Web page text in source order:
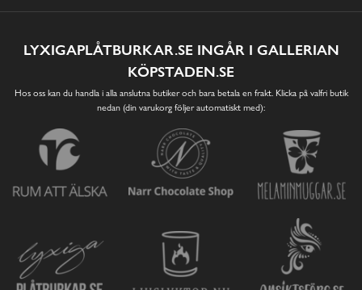
LYXIGAPLÅTBURKAR.SE INGÅR I GALLERIAN
KÖPSTADEN.SE
Hos oss kan du handla i alla anslutna butiker och bara betala en frakt. Klicka på valfri butik
nedan (din varukorg följer automatiskt med):